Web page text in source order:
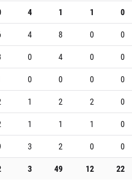
4 1 1 0
4 8 0 0
0 4 0 0
0 0 0 0
1 2 2 0
1 1 1 0
3 2 0 0
3 49 12 22